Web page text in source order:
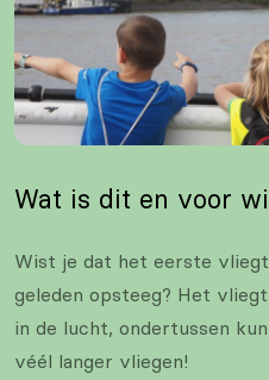
Wat is dit en voor
Wist je dat het eerste
geleden opsteeg? Het
in de lucht, ondertussen
véél langer vliegen!